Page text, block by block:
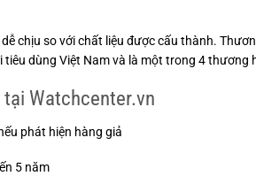
chịu so với chất liệu được cấu thành.
dùng Việt Nam và là một trong 4 thương
Watchcenter.vn
phát hiện hàng giả
5 năm